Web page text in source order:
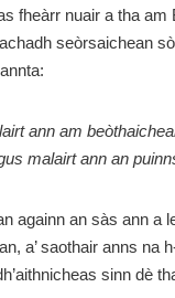
fheàrr nuair a tha
seòrsaichean
ann am
malairt ann an
againn an sàs ann a
a’ saothair anns na
sinn dè